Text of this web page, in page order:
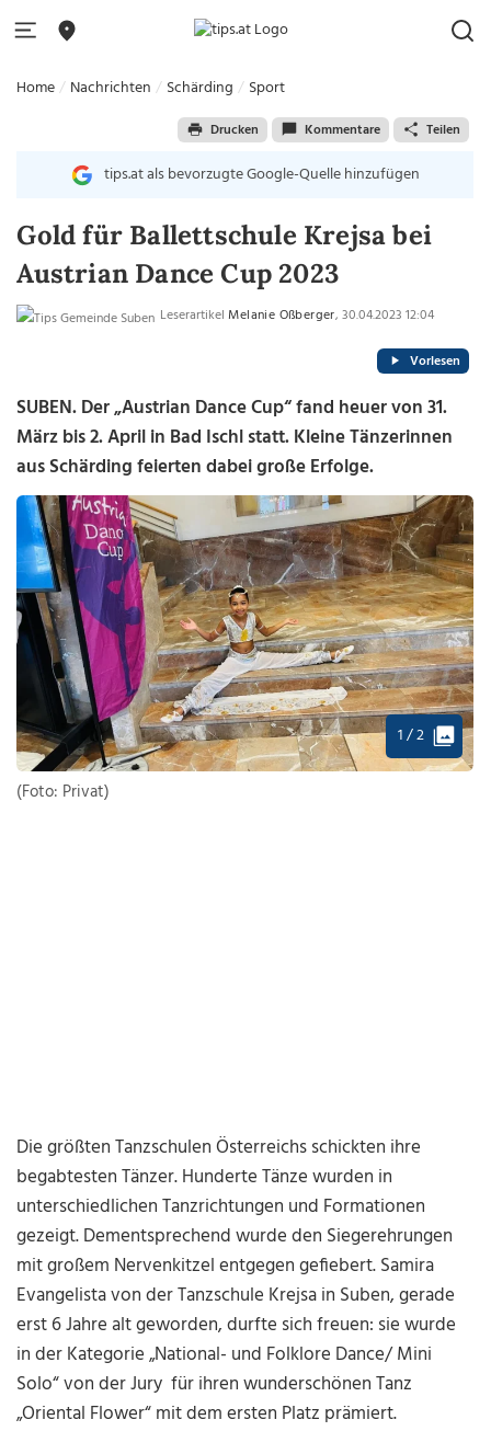
Home Nachrichten Schärding Sport
Drucken Kommentare Teilen
tips.at als bevorzugte Google-Quelle hinzufügen
Gold für Ballettschule Krejsa bei
Austrian Dance Cup 2023
LeserartikelMelanie Oßberger, 30.04.2023 12:04
Vorlesen
SUBEN. Der „Austrian Dance Cup“ fand heuer von 31.
März bis 2. April in Bad Ischl statt. Kleine Tänzerinnen
aus Schärding feierten dabei große Erfolge.
1 / 2
(Foto: Privat)
Die größten Tanzschulen Österreichs schickten ihre
begabtesten Tänzer. Hunderte Tänze wurden in
unterschiedlichen Tanzrichtungen und Formationen
gezeigt. Dementsprechend wurde den Siegerehrungen
mit großem Nervenkitzel entgegen gefiebert. Samira
Evangelista von der Tanzschule Krejsa in Suben, gerade
erst 6 Jahre alt geworden, durfte sich freuen: sie wurde
in der Kategorie „National- und Folklore Dance/ Mini
Solo“ von der Jury für ihren wunderschönen Tanz
„Oriental Flower“ mit dem ersten Platz prämiert.